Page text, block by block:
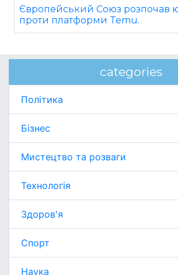
Європейський Союз розпочав
проти платформи Temu.
categories
Політика
Бізнес
Мистецтво та розваги
Технологія
Здоров'я
Спорт
Наука